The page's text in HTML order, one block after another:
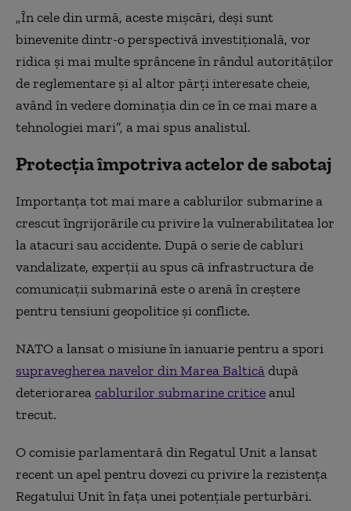
„În cele din urmă, aceste mișcări, deși sunt
binevenite dintr-o perspectivă investițională, vor
ridica și mai multe sprâncene în rândul autorităților
de reglementare și al altor părți interesate cheie,
având în vedere dominația din ce în ce mai mare a
tehnologiei mari”, a mai spus analistul.
Protecția împotriva actelor de sabotaj
Importanța tot mai mare a cablurilor submarine a
crescut îngrijorările cu privire la vulnerabilitatea lor
la atacuri sau accidente. După o serie de cabluri
vandalizate, experții au spus că infrastructura de
comunicații submarină este o arenă în creștere
pentru tensiuni geopolitice și conflicte.
NATO a lansat o misiune în ianuarie pentru a spori
supravegherea navelor din Marea Balticădupă
deteriorareacablurilor submarine criticeanul
trecut.
O comisie parlamentară din Regatul Unit a lansat
recent un apel pentru dovezi cu privire la rezistența
Regatului Unit în fața unei potențiale perturbări.